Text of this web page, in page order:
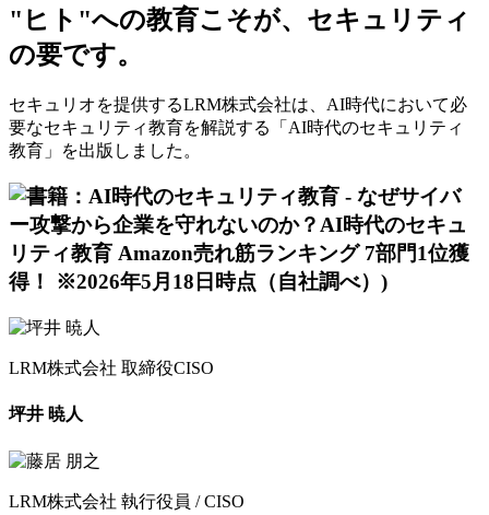
"ヒト"への教育こそが、セキュリティ
の要です。
セキュリオを提供するLRM株式会社は、AI時代において必
要なセキュリティ教育を解説する「AI時代のセキュリティ
教育」を出版しました。
LRM株式会社 取締役CISO
坪井 暁人
LRM株式会社 執行役員 / CISO